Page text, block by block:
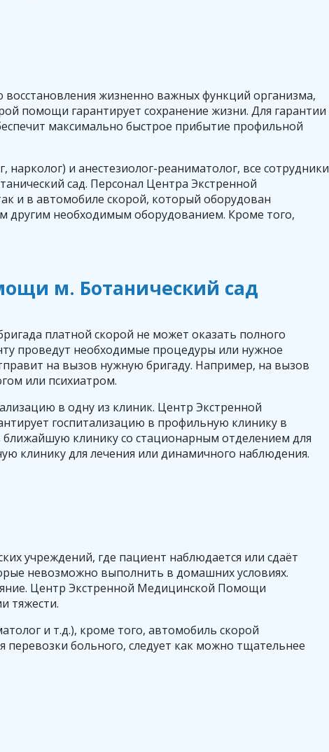
жизненно важных функций организма,
помощи гарантирует сохранение жизни. Для гарантии
максимально быстрое прибытие профильной
и анестезиолог-реаниматолог, все сотрудники
сад. Персонал Центра Экстренной
и в автомобиле скорой, который оборудован
другим необходимым оборудованием. Кроме того,
м. Ботанический сад
платной скорой не может оказать полного
проведут необходимые процедуры или нужное
на вызов нужную бригаду. Например, на вызов
или психиатром.
в одну из клиник. Центр Экстренной
госпитализацию в профильную клинику в
ближайшую клинику со стационарным отделением для
клинику для лечения или динамичного наблюдения.
учреждений, где пациент наблюдается или сдаёт
невозможно выполнить в домашних условиях.
Центр Экстренной Медицинской Помощи
тяжести.
и т.д.), кроме того, автомобиль скорой
больного, следует как можно тщательнее